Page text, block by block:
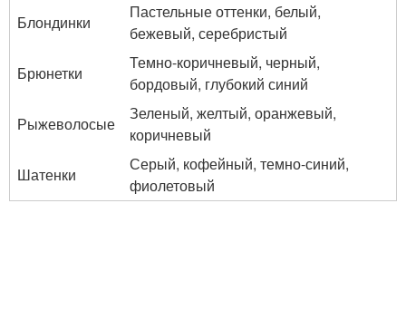
Блондинки
Пастельные оттенки, белый,
бежевый, серебристый
Брюнетки
Темно-коричневый, черный,
бордовый, глубокий синий
Рыжеволосые
Зеленый, желтый, оранжевый,
коричневый
Шатенки
Серый, кофейный, темно-синий,
фиолетовый